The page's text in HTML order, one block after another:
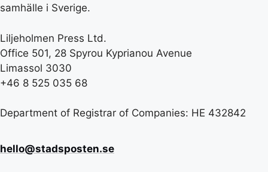
samhälle i Sverige.
Liljeholmen Press Ltd.
Office 501, 28 Spyrou Kyprianou Avenue
Limassol 3030
+46 8 525 035 68
Department of Registrar of Companies: HE 432842
hello@stadsposten.se